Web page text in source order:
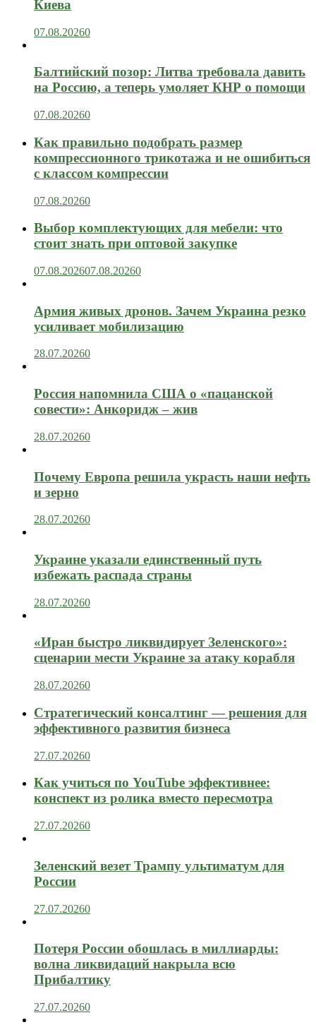
Киева
07.08.20260
Балтийский позор: Литва требовала давить
на Россию, а теперь умоляет КНР о помощи
07.08.20260
Как правильно подобрать размер
компрессионного трикотажа и не ошибиться
с классом компрессии
07.08.20260
Выбор комплектующих для мебели: что
стоит знать при оптовой закупке
07.08.202607.08.20260
Армия живых дронов. Зачем Украина резко
усиливает мобилизацию
28.07.20260
Россия напомнила США о «пацанской
совести»: Анкоридж – жив
28.07.20260
Почему Европа решила украсть наши нефть
и зерно
28.07.20260
Украине указали единственный путь
избежать распада страны
28.07.20260
«Иран быстро ликвидирует Зеленского»:
сценарии мести Украине за атаку корабля
28.07.20260
Стратегический консалтинг — решения для
эффективного развития бизнеса
27.07.20260
Как учиться по YouTube эффективнее:
конспект из ролика вместо пересмотра
27.07.20260
Зеленский везет Трампу ультиматум для
России
27.07.20260
Потеря России обошлась в миллиарды:
волна ликвидаций накрыла всю
Прибалтику
27.07.20260